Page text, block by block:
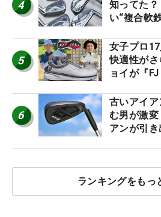
4
知ってた
い“複合軟
5
女子プロ
快適性が
ョイが『
6
古いアイ
む男が激変
アンが引き
ランキングをもっ